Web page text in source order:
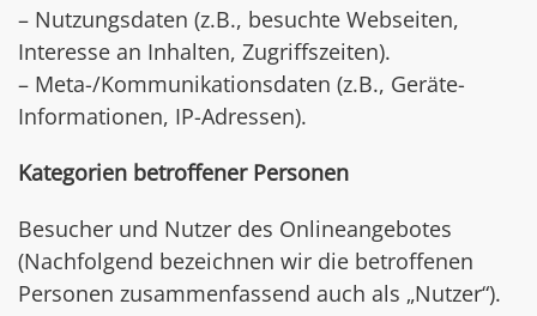
– Nutzungsdaten (z.B., besuchte Webseiten,
Interesse an Inhalten, Zugriffszeiten).
– Meta-/Kommunikationsdaten (z.B., Geräte-
Informationen, IP-Adressen).
Kategorien betroffener Personen
Besucher und Nutzer des Onlineangebotes
(Nachfolgend bezeichnen wir die betroffenen
Personen zusammenfassend auch als „Nutzer“).